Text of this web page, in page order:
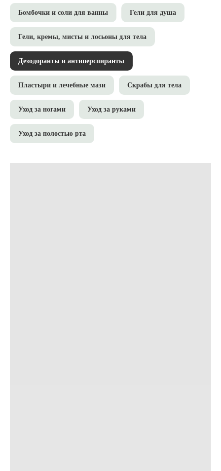
Бомбочки и соли для ванны Гели для душа
Гели, кремы, мисты и лосьоны для тела
Дезодоранты и антиперспиранты
Пластыри и лечебные мази Скрабы для тела
Уход за ногами Уход за руками
Уход за полостью рта